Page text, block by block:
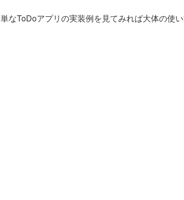
なToDoアプリの実装例を見てみれば大体の使